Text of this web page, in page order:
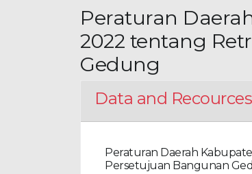
Peraturan
2022 tentang
Gedung
Data and Recources
Peraturan Daerah
Persetujuan Bangunan